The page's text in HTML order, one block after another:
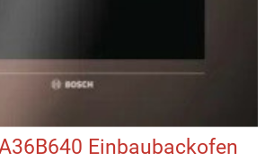
Einbaubackofen